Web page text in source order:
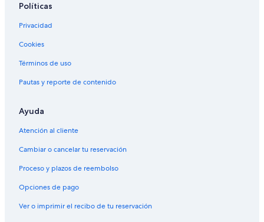
Políticas
Privacidad
Cookies
Términos de uso
Pautas y reporte de contenido
Ayuda
Atención al cliente
Cambiar o cancelar tu reservación
Proceso y plazos de reembolso
Opciones de pago
Ver o imprimir el recibo de tu reservación